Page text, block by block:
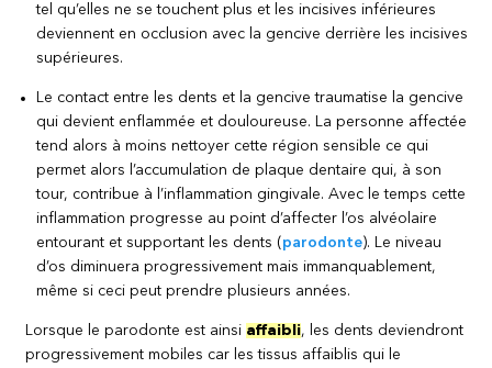
tel qu’elles ne se touchent plus et les incisives inférieures
deviennent en occlusion avec la gencive derrière les incisives
supérieures.
Le contact entre les dents et la gencive traumatise la gencive
qui devient enflammée et douloureuse. La personne affectée
tend alors à moins nettoyer cette région sensible ce qui
permet alors l’accumulation de plaque dentaire qui, à son
tour, contribue à l’inflammation gingivale. Avec le temps cette
inflammation progresse au point d’affecter l’os alvéolaire
entourant et supportant les dents (parodonte). Le niveau
d’os diminuera progressivement mais immanquablement,
même si ceci peut prendre plusieurs années.
Lorsque le parodonte est ainsi affaibli, les dents deviendront
progressivement mobiles car les tissus affaiblis qui le